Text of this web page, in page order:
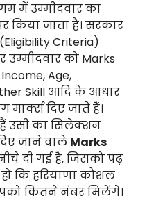
में उम्मीदवार का
किया जाता है। सरकार
Criteria)
को Marks
Age,
Skill आदि के आधार
दिए जाते हैं।
हैं उसी का सिलेक्शन
जाने वाले Marks
दी गई है, जिसको पढ़
कि हरियाणा कौशल
कितने नंबर मिलेंगे।